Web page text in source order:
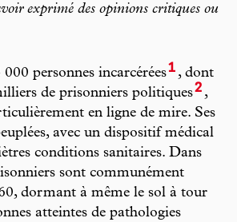
exprimé des opinions critiques ou
personnes incarcérées1 , dont
de prisonniers politiques2 ,
en ligne de mire. Ses
avec un dispositif médical
conditions sanitaires. Dans
sont communément
dormant à même le sol à tour
atteintes de pathologies